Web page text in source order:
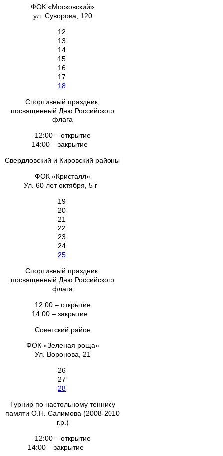
ФОК «Московский»
ул. Суворова, 120
12
13
14
15
16
17
18
Спортивный праздник,
посвященный Дню Российского
флага
12:00 – открытие
14:00 – закрытие
Свердловский и Кировский районы
ФОК «Кристалл»
Ул. 60 лет октября, 5 г
19
20
21
22
23
24
25
Спортивный праздник,
посвященный Дню Российского
флага
12:00 – открытие
14:00 – закрытие
Советский район
ФОК «Зеленая роща»
Ул. Воронова, 21
26
27
28
Турнир по настольному теннису
памяти О.Н. Салимова (2008-2010
г.р.)
12:00 – открытие
14:00 – закрытие